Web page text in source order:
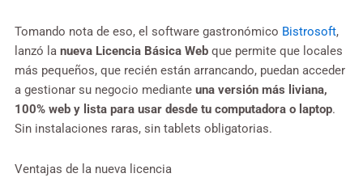
Tomando nota de eso, el software gastronómico Bistrosoft,
lanzó la nueva Licencia Básica Web que permite que locales
más pequeños, que recién están arrancando, puedan acceder
a gestionar su negocio mediante una versión más liviana,
100% web y lista para usar desde tu computadora o laptop.
Sin instalaciones raras, sin tablets obligatorias.
Ventajas de la nueva licencia